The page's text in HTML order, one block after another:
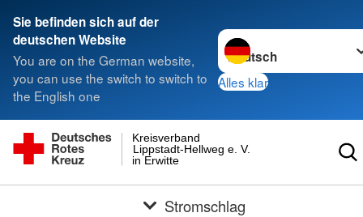
Sie befinden sich auf der
deutschen Website
You are on the German website,
you can use the switch to switch to
the English one
Sprache wechseln zu
Alles klar
in Erwitte
Lippstadt-Hellweg e. V.
Kreisverband
Stromschlag